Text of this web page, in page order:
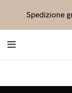
Spedizione